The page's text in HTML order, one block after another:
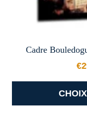
Cadre
€